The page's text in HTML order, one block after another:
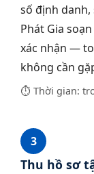
số định danh,
Phát Gia
xác nhận —
không cần
⏱ Thời gian:
3
Thu hồ sơ